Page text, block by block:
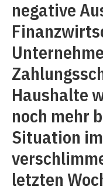
negative
Haushalte
noch mehr
Situation
letzten